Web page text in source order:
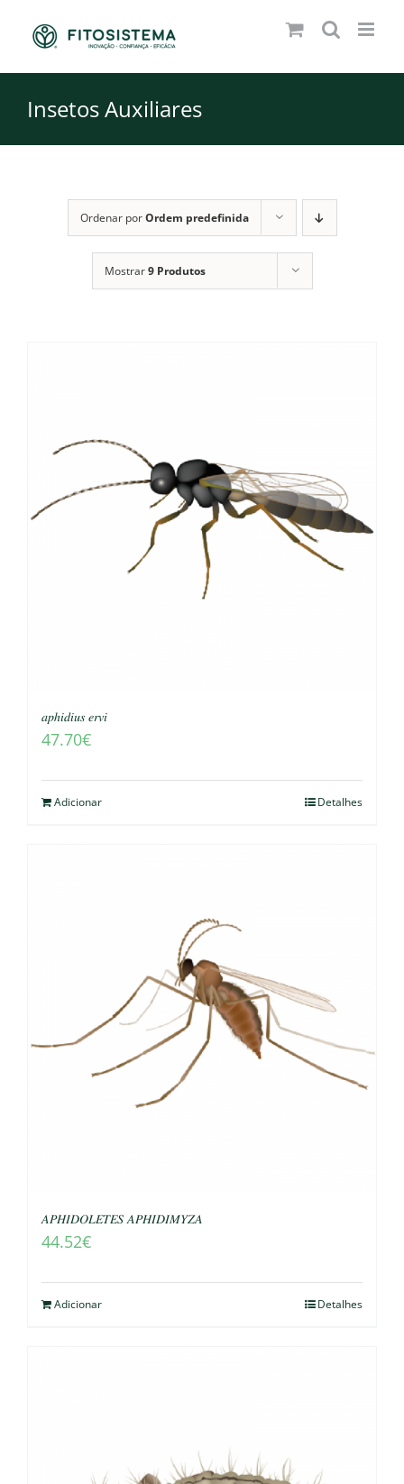
Insetos Auxiliares
Ordenar porOrdem predefinida
Mostrar9 Produtos
𝑎𝑝ℎ𝑖𝑑𝑖𝑢𝑠 𝑒𝑟𝑣𝑖
47.70€
Adicionar Detalhes
𝐴𝑃𝐻𝐼𝐷𝑂𝐿𝐸𝑇𝐸𝑆 𝐴𝑃𝐻𝐼𝐷𝐼𝑀𝑌𝑍𝐴
44.52€
Adicionar Detalhes